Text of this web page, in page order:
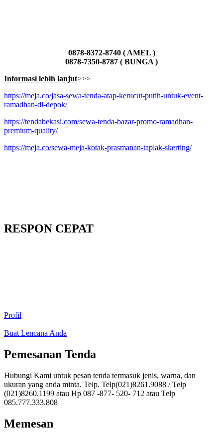
0878-8372-8740 ( AMEL )
0878-7350-8787 ( BUNGA )
Informasi lebih lanjut>>>
https://meja.co/jasa-sewa-tenda-atap-kerucut-putih-untuk-event-
ramadhan-di-depok/
https://tendabekasi.com/sewa-tenda-bazar-promo-ramadhan-
premium-quality/
https://meja.co/sewa-meja-kotak-prasmanan-taplak-skerting/
RESPON CEPAT
Profil
Buat Lencana Anda
Pemesanan Tenda
Hubungi Kami untuk pesan tenda termasuk jenis, warna, dan
ukuran yang anda minta. Telp. Telp(021)8261.9088 / Telp
(021)8260.1199 atau Hp 087 -877- 520- 712 atau Telp
085.777.333.808
Memesan